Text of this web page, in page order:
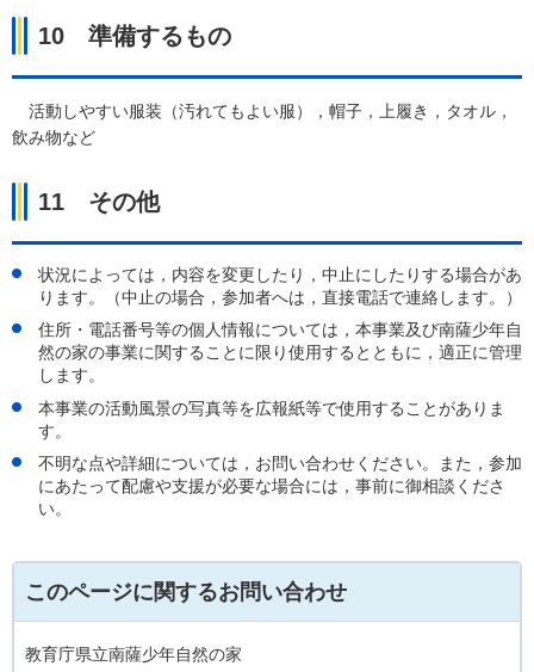
10 準備するもの
活動しやすい服装（汚れてもよい服），帽子，上履き，タオル，
飲み物など
11 その他
状況によっては，内容を変更したり，中止にしたりする場合があ
ります。（中止の場合，参加者へは，直接電話で連絡します。）
住所・電話番号等の個人情報については，本事業及び南薩少年自
然の家の事業に関することに限り使用するとともに，適正に管理
します。
本事業の活動風景の写真等を広報紙等で使用することがありま
す。
不明な点や詳細については，お問い合わせください。また，参加
にあたって配慮や支援が必要な場合には，事前に御相談くださ
い。
このページに関するお問い合わせ
教育庁県立南薩少年自然の家